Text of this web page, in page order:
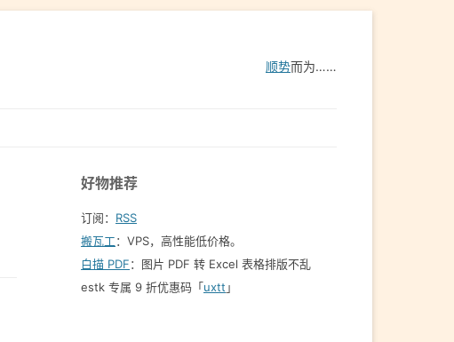
顺势而为……
好物推荐
订阅： RSS
搬瓦工：VPS，高性能低价格。️
白描 PDF：图片 PDF 转 Excel 表格排版不乱
estk 专属 9 折优惠码「uxtt 」